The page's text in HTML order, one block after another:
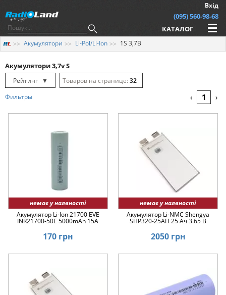
Вхід
(095) 560-98-68
КАТАЛОГ
Акумулятори Li-Pol/Li-Ion 1S 3,7В
Акумулятори 3,7v S
Рейтинг
▼
Рейтинг
32
Фильтры ‹ 1 ›
немає у наявності
Акумулятор Li-Ion 21700 EVE
INR21700-50E 5000mAh 15A
170 грн
немає у наявності
Акумулятор Li-NMC Shengya
SHP320-25AH 25 Ач 3.65 В
2050 грн